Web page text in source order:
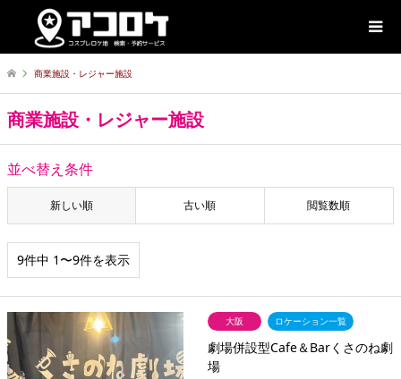
商業施設・レジャー施設
商業施設・レジャー施設
並べ替え条件
新しい順 古い順 閲覧数順
9件中 1〜9件を表示
大阪 ロケーション一覧
劇場併設型Cafe＆Barくさのね劇
場